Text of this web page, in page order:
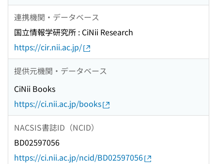
連携機関・データベース
国立情報学研究所 : CiNii Research
https://cir.nii.ac.jp/
提供元機関・データベース
CiNii Books
https://ci.nii.ac.jp/books
NACSIS書誌ID（NCID）
BD02597056
https://ci.nii.ac.jp/ncid/BD02597056